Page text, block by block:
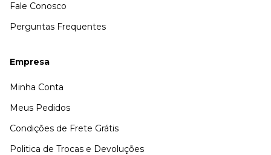
Fale Conosco
Perguntas Frequentes
Empresa
Minha Conta
Meus Pedidos
Condições de Frete Grátis
Politica de Trocas e Devoluções